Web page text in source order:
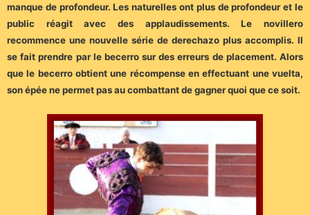
manque de profondeur. Les naturelles ont plus de profondeur et le
public réagit avec des applaudissements. Le novillero
recommence une nouvelle série de derechazo plus accomplis. Il
se fait prendre par le becerro sur des erreurs de placement. Alors
que le becerro obtient une récompense en effectuant une vuelta,
son épée ne permet pas au combattant de gagner quoi que ce soit.